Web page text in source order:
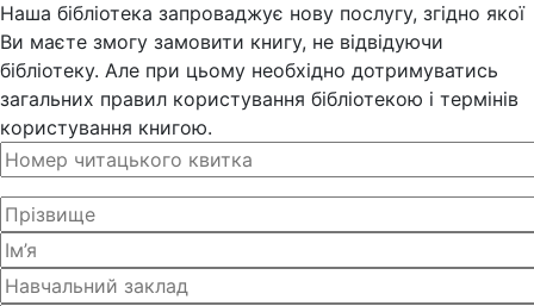
Наша бібліотека запроваджує нову послугу, згідно якої
Ви маєте змогу замовити книгу, не відвідуючи
бібліотеку. Але при цьому необхідно дотримуватись
загальних правил користування бібліотекою і термінів
користування книгою.